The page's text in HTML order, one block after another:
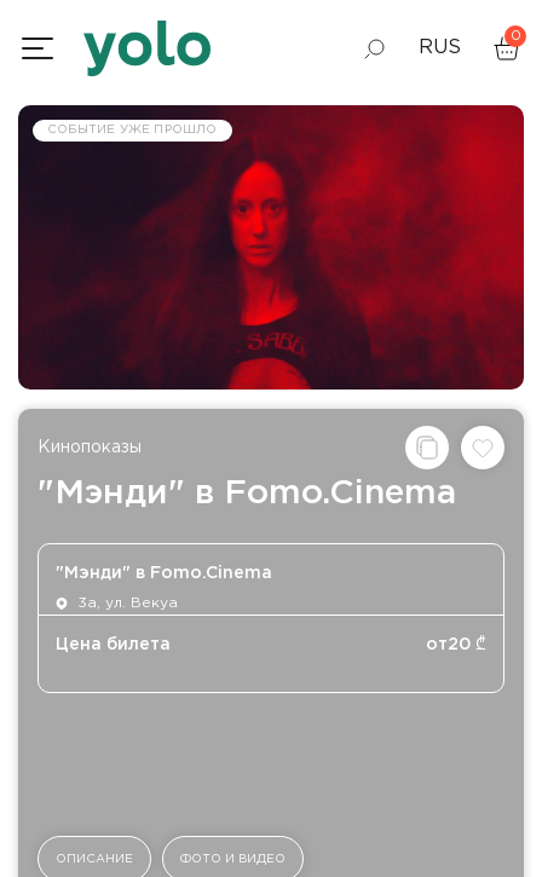
RUS
ENG
0
СОБЫТИЕ УЖЕ ПРОШЛО
Кинопоказы
"Мэнди" в Fomo.Cinema
"Мэнди" в Fomo.Cinema
3а, ул. Векуа
Цена билета от20 ₾
ОПИСАНИЕ ФОТО И ВИДЕО